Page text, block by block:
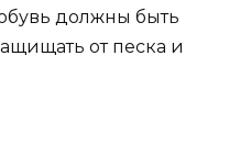
должны быть
от песка и